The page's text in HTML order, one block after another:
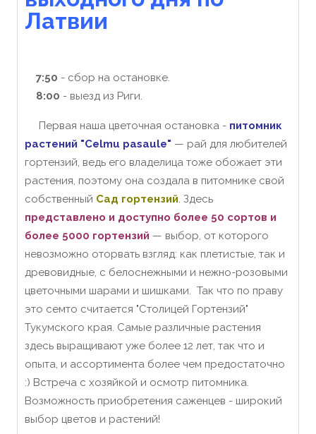
Латвии
7:50 - сбор на остановке.
8:00 - выезд из Риги.
Первая наша цветочная остановка - питомник
растений "Celmu pasaule" — рай для любителей
гортензий, ведь его владелица тоже обожает эти
растения, поэтому она создала в питомнике свой
собственный Сад гортензий. Здесь
представлено и доступно более 50 сортов и
более 5000 гортензий — выбор, от которого
невозможно оторвать взгляд: как плетистые, так и
древовидные, с белоснежными и нежно-розовыми
цветочными шарами и шишками. Так что по праву
это семто считается "Столицей Гортензий"
Тукумского края. Самые различные растения
здесь выращивают уже более 12 лет, так что и
опыта, и ассортимента более чем предостаточно
:) Встреча с хозяйкой и осмотр питомника.
Возможность приобретения саженцев - широкий
выбор цветов и растений!